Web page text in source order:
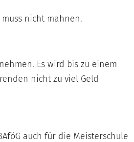
nicht mahnen.
Es wird bis zu einem
nicht zu viel Geld
auch für die Meisterschule